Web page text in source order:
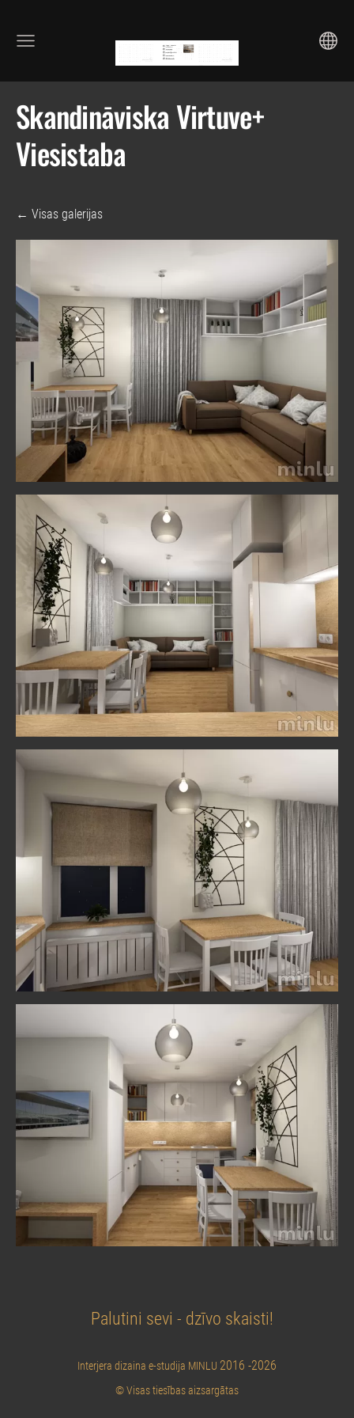
Skandināviska Virtuve+
Viesistaba
Visas galerijas
Palutini sevi - dzīvo skaisti!
Interjera dizaina e-studija MINLU 2016 -2026
© Visas tiesības aizsargātas